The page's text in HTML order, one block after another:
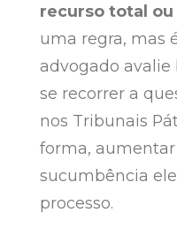
recurso total ou
uma regra, mas
advogado avalie
se recorrer a
nos Tribunais
forma,
sucumbência
processo.